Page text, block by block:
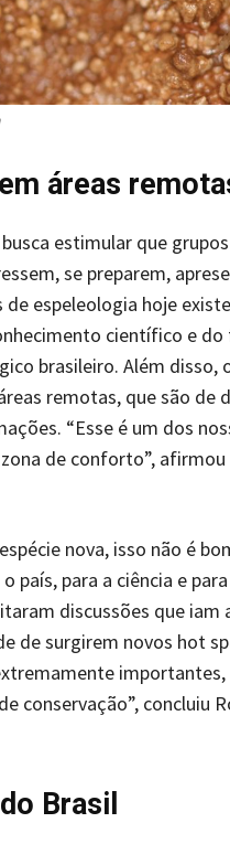
áreas
estimular que
se preparem,
espeleologia hoje
científico e
brasileiro. Além disso,
remotas, que são de
“Esse é um dos
de conforto”,
nova, isso não é
país, para a ciência e
discussões que iam
de surgirem novos hot
conservação”, concluiu
Brasil